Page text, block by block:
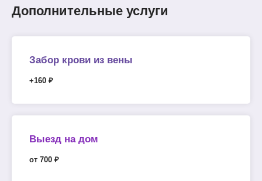
Дополнительные услуги
Забор крови из вены
+160 ₽
Выезд на дом
от 700 ₽